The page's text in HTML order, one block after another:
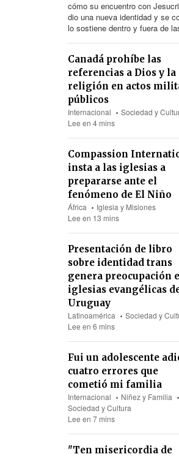
cómo su encuentro con
dio una nueva identidad y se
lo sostiene dentro y fuera de
Canadá prohíbe las
referencias a Dios y la
religión en actos
públicos
Internacional Sociedad y
Lee en 4 mins
Compassion
insta a las iglesias a
prepararse ante el
fenómeno de El Niño
África
Iglesia y Misiones
Lee en 13 mins
Presentación de libro
sobre identidad trans
genera preocupación
iglesias evangélicas
Uruguay
Latinoamérica
Sociedad y
Lee en 6 mins
Fui un adolescente
cuatro errores que
cometió mi familia
Internacional
Niñez y Familia
Sociedad y Cultura
Lee en 7 mins
"Ten misericordia de